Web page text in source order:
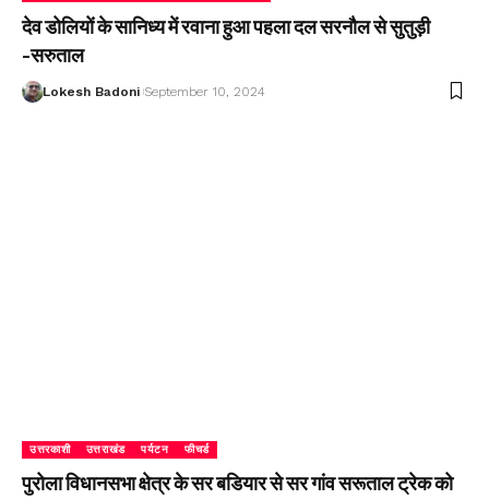
देव डोलियों के सानिध्य में रवाना हुआ पहला दल सरनौल से सुतुड़ी
-सरुताल
Lokesh Badoni September 10, 2024
उत्तरकाशी उत्तराखंड पर्यटन फीचर्ड
पुरोला विधानसभा क्षेत्र के सर बडियार से सर गांव सरूताल ट्रेक को